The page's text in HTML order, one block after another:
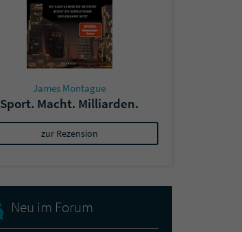
James Montague
Sport. Macht. Milliarden.
zur Rezension
Neu im Forum